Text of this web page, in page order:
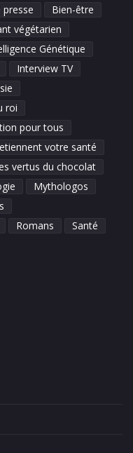
presse
Bien-être
végétarien
Génétique
Interview TV
roi
pour tous
votre santé
vertus du chocolat
Mythologos
Romans
Santé